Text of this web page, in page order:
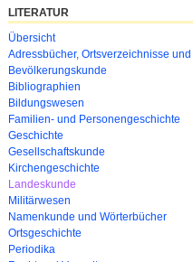
LITERATUR
Navigation
überspringen
Übersicht
Adressbücher, Ortsverzeichnisse
Bevölkerungskunde
Bibliographien
Bildungswesen
Familien- und Personengeschichte
Geschichte
Gesellschaftskunde
Kirchengeschichte
Landeskunde
Militärwesen
Namenkunde und Wörterbücher
Ortsgeschichte
Periodika